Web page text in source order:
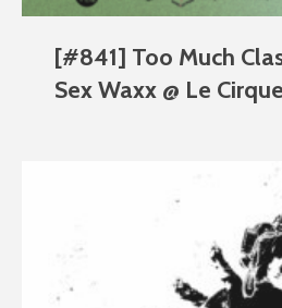
[#841] Too Much
Sex Waxx @ Le